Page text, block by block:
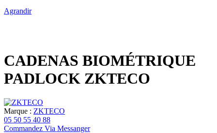
Agrandir
CADENAS BIOMÉTRIQUE
PADLOCK ZKTECO
Marque : ZKTECO
05 50 55 40 88
Commandez Via Messanger